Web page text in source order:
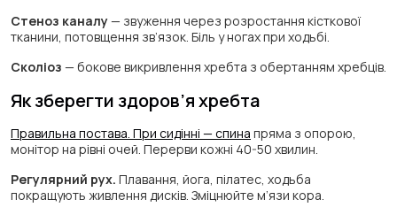
Стеноз каналу— звуження через розростання кісткової
тканини, потовщення зв’язок. Біль у ногах при ходьбі.
Сколіоз — бокове викривлення хребта з обертанням хребців.
Як зберегти здоров’я хребта
Правильна постава. При сидінні — спина пряма з опорою,
монітор на рівні очей. Перерви кожні 40-50 хвилин.
Регулярний рух. Плавання, йога, пілатес, ходьба
покращують живлення дисків. Зміцнюйте м’язи кора.